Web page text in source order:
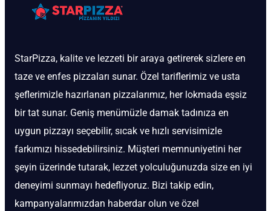
StarPizza, kalite ve lezzeti bir araya getirerek sizlere en
taze ve enfes pizzaları sunar. Özel tariflerimiz ve usta
şeflerimizle hazırlanan pizzalarımız, her lokmada eşsiz
bir tat sunar. Geniş menümüzle damak tadınıza en
uygun pizzayı seçebilir, sıcak ve hızlı servisimizle
farkımızı hissedebilirsiniz. Müşteri memnuniyetini her
şeyin üzerinde tutarak, lezzet yolculuğunuzda size en iyi
deneyimi sunmayı hedefliyoruz. Bizi takip edin,
kampanyalarımızdan haberdar olun ve özel